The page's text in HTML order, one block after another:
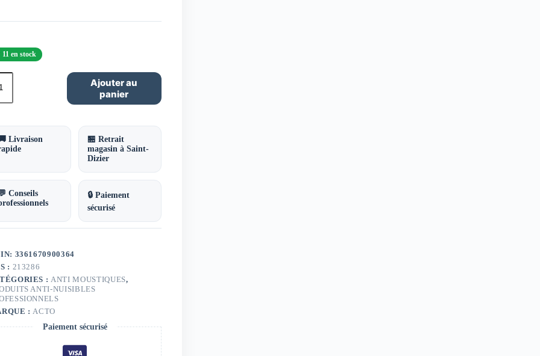
11 en stock
Ajouter au
panier
Livraison
🏪 Retrait
magasin à Saint-
Dizier
Conseils
🔒 Paiement
sécurisé
3361670900364
: 213286
: ANTI MOUSTIQUES,
ANTI-NUISIBLES
: ACTO
Paiement sécurisé